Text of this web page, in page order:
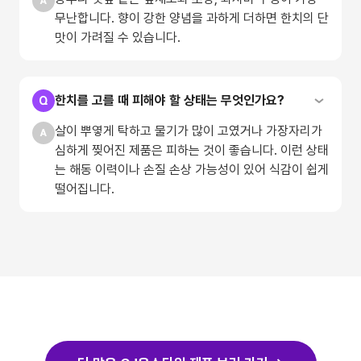
무난합니다. 향이 강한 양념을 과하게 더하면 한치의 단
맛이 가려질 수 있습니다.
한치를 고를 때 피해야 할 상태는 무엇인가요?
살이 뿌옇게 탁하고 물기가 많이 고였거나 가장자리가
심하게 찢어진 제품은 피하는 것이 좋습니다. 이런 상태
는 해동 이력이나 손질 손상 가능성이 있어 식감이 쉽게
떨어집니다.